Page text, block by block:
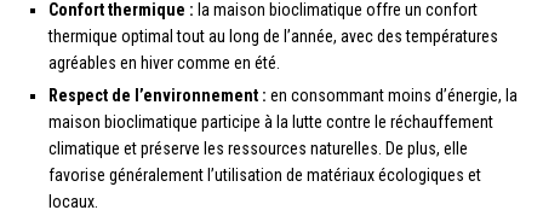
Confort thermique : la maison bioclimatique offre un confort
thermique optimal tout au long de l’année, avec des températures
agréables en hiver comme en été.
Respect de l’environnement : en consommant moins d’énergie, la
maison bioclimatique participe à la lutte contre le réchauffement
climatique et préserve les ressources naturelles. De plus, elle
favorise généralement l’utilisation de matériaux écologiques et
locaux.